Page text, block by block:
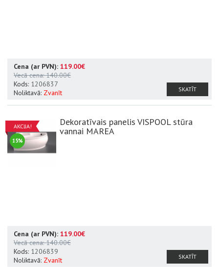
Cena (ar PVN): 119.00€
Vecā cena:140.00€
Kods: 1206837
Noliktavā: Zvanīt SKATĪT
AKCIJA!
15%
Dekoratīvais panelis VISPOOL stūra
vannai MAREA
Cena (ar PVN): 119.00€
Vecā cena:140.00€
Kods: 1206839
Noliktavā: Zvanīt SKATĪT